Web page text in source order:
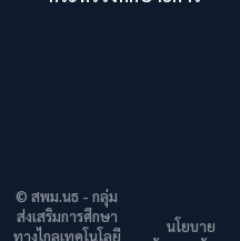
© สพม.นธ - กลุ่ม
ส่งเสริมการศึกษา
ทางไกลเทคโนโลยี
นโยบาย